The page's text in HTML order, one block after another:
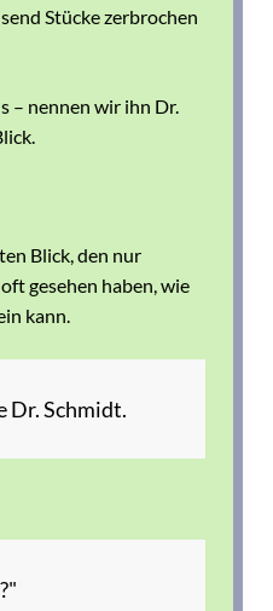
Stücke zerbrochen
– nennen wir ihn Dr.
Blick, den nur
gesehen haben, wie
kann.
Dr. Schmidt.